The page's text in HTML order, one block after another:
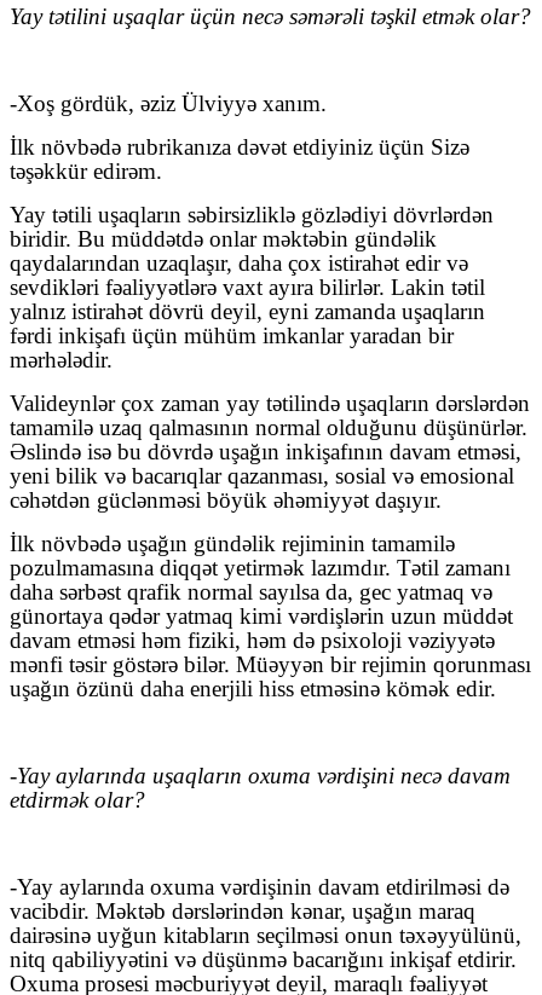
Yay tətilini uşaqlar üçün necə səmərəli təşkil etmək olar?
-Xoş gördük, əziz Ülviyyə xanım.
İlk növbədə rubrikanıza dəvət etdiyiniz üçün Sizə
təşəkkür edirəm.
Yay tətili uşaqların səbirsizliklə gözlədiyi dövrlərdən
biridir. Bu müddətdə onlar məktəbin gündəlik
qaydalarından uzaqlaşır, daha çox istirahət edir və
sevdikləri fəaliyyətlərə vaxt ayıra bilirlər. Lakin tətil
yalnız istirahət dövrü deyil, eyni zamanda uşaqların
fərdi inkişafı üçün mühüm imkanlar yaradan bir
mərhələdir.
Valideynlər çox zaman yay tətilində uşaqların dərslərdən
tamamilə uzaq qalmasının normal olduğunu düşünürlər.
Əslində isə bu dövrdə uşağın inkişafının davam etməsi,
yeni bilik və bacarıqlar qazanması, sosial və emosional
cəhətdən güclənməsi böyük əhəmiyyət daşıyır.
İlk növbədə uşağın gündəlik rejiminin tamamilə
pozulmamasına diqqət yetirmək lazımdır. Tətil zamanı
daha sərbəst qrafik normal sayılsa da, gec yatmaq və
günortaya qədər yatmaq kimi vərdişlərin uzun müddət
davam etməsi həm fiziki, həm də psixoloji vəziyyətə
mənfi təsir göstərə bilər. Müəyyən bir rejimin qorunması
uşağın özünü daha enerjili hiss etməsinə kömək edir.
-Yay aylarında uşaqların oxuma vərdişini necə davam
etdirmək olar?
-Yay aylarında oxuma vərdişinin davam etdirilməsi də
vacibdir. Məktəb dərslərindən kənar, uşağın maraq
dairəsinə uyğun kitabların seçilməsi onun təxəyyülünü,
nitq qabiliyyətini və düşünmə bacarığını inkişaf etdirir.
Oxuma prosesi məcburiyyət deyil, maraqlı fəaliyyət